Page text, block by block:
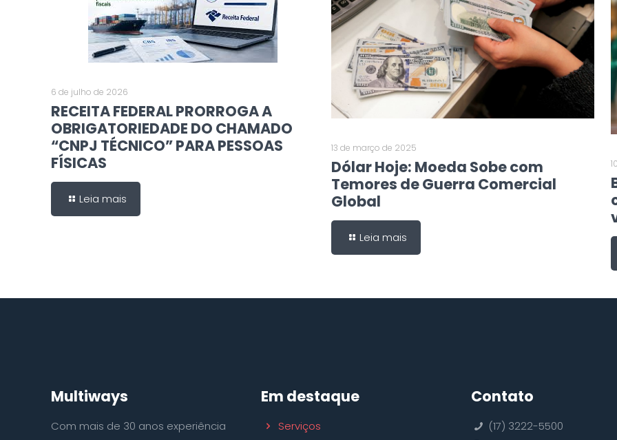
6 de julho de 2026
RECEITA FEDERAL PRORROGA A
OBRIGATORIEDADE DO CHAMADO
“CNPJ TÉCNICO” PARA PESSOAS
FÍSICAS
Leia mais
13 de março de 2025
Dólar Hoje: Moeda Sobe com
Temores de Guerra Comercial
Global
Leia mais
Multiways
Com mais de 30 anos experiência
Em destaque
Serviços
Contato
(17) 3222-5500